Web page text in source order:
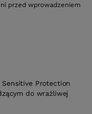
Sensitive Protection
do wrażliwej
przed wprowadzeniem